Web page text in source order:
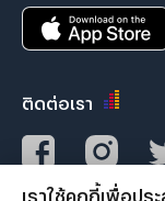
ติดต่อเรา
เราใช้คุกกี้เพื่อป